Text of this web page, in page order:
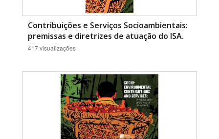
Contribuições e Serviços Socioambientais:
premissas e diretrizes de atuação do ISA.
417 visualizações